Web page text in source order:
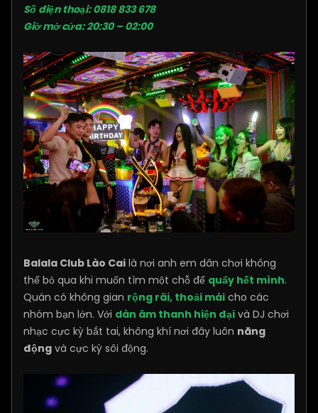
Số điện thoại: 0818 833 678
Giờ mở cửa: 20:30 – 02:00
Balala Club Lào Cai là nơi anh em dân chơi không
thể bỏ qua khi muốn tìm một chỗ để quẩy hết mình.
Quán có không gian rộng rãi, thoải mái cho các
nhóm bạn lớn. Với dàn âm thanh hiện đại và DJ chơi
nhạc cực kỳ bắt tai, không khí nơi đây luôn năng
động và cực kỳ sôi động.